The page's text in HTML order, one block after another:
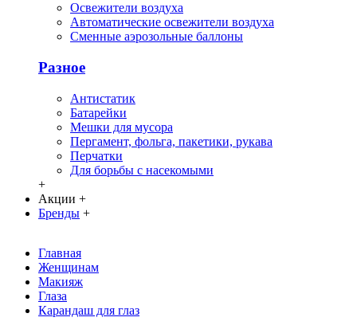
Освежители воздуха
Автоматические освежители воздуха
Сменные аэрозольные баллоны
Разное
Антистатик
Батарейки
Мешки для мусора
Пергамент, фольга, пакетики, рукава
Перчатки
Для борьбы с насекомыми
+
Акции +
Бренды +
Главная
Женщинам
Макияж
Глаза
Карандаш для глаз